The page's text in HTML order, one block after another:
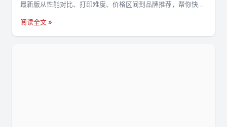
最新版从性能对比、打印难度、价格区间到品牌推荐，帮你快速
阅读全文 »